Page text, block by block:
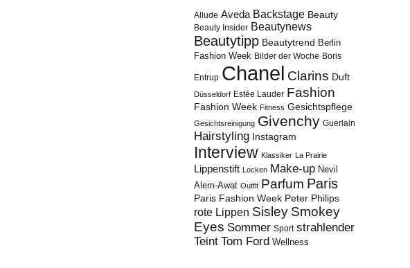
Allude Aveda Backstage Beauty
Beauty Insider Beautynews
Beautytipp Beautytrend Berlin
Fashion Week Bilder der Woche Boris
Entrup Chanel Clarins Duft
Düsseldorf Estée Lauder Fashion
Fashion Week Fitness Gesichtspflege
Gesichtsreinigung Givenchy Guerlain
Hairstyling Instagram
Interview Klassiker La Prairie
Lippenstift Locken Make-up Nevil
Alem-Awat Outfit Parfum Paris
Paris Fashion Week Peter Philips
rote Lippen Sisley Smokey
Eyes Sommer Sport strahlender
Teint Tom Ford Wellness